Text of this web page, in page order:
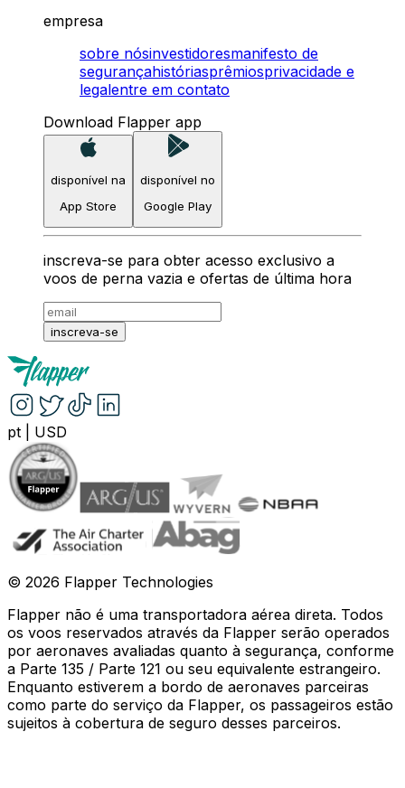
empresa
sobre nósinvestidoresmanifesto de
segurançahistóriasprêmiosprivacidade e
legalentre em contato
Download Flapper app
disponível na
App Store
disponível no
Google Play
inscreva-se para obter acesso exclusivo a
voos de perna vazia e ofertas de última hora
inscreva-se
pt USD
© 2026 Flapper Technologies
Flapper não é uma transportadora aérea direta. Todos
os voos reservados através da Flapper serão operados
por aeronaves avaliadas quanto à segurança, conforme
a Parte 135 / Parte 121 ou seu equivalente estrangeiro.
Enquanto estiverem a bordo de aeronaves parceiras
como parte do serviço da Flapper, os passageiros estão
sujeitos à cobertura de seguro desses parceiros.